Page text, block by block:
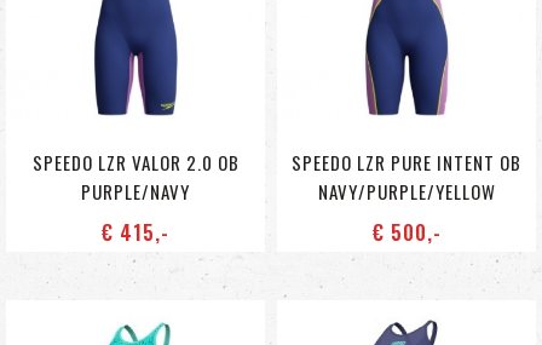
SPEEDO LZR VALOR 2.0 OB
PURPLE/NAVY
€ 415,-
SPEEDO LZR PURE INTENT OB
NAVY/PURPLE/YELLOW
€ 500,-